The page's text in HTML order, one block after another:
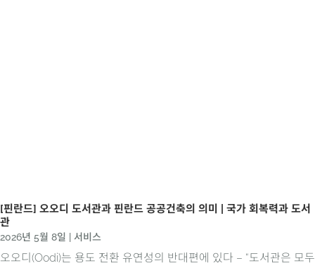
[핀란드] 오오디 도서관과 핀란드 공공건축의 의미 | 국가 회복력과 도서
관
2026년 5월 8일 서비스
오오디(Oodi)는 용도 전환 유연성의 반대편에 있다 – “도서관은 모두